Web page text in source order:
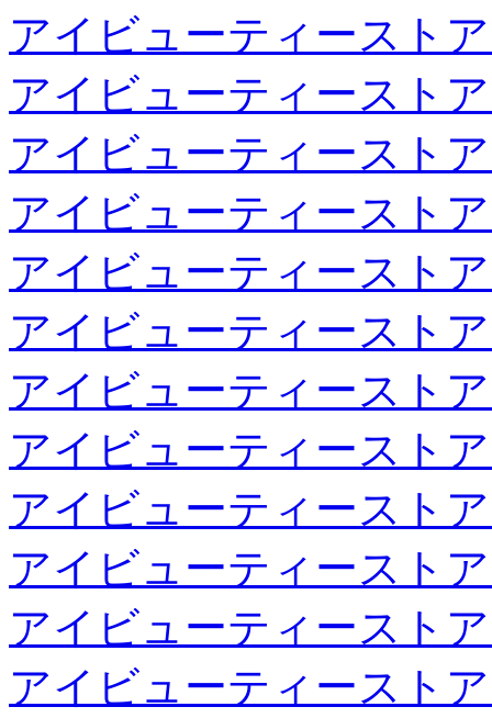
アイビューティースト
アイビューティースト
アイビューティースト
アイビューティースト
アイビューティースト
アイビューティースト
アイビューティースト
アイビューティースト
アイビューティースト
アイビューティースト
アイビューティースト
アイビューティースト